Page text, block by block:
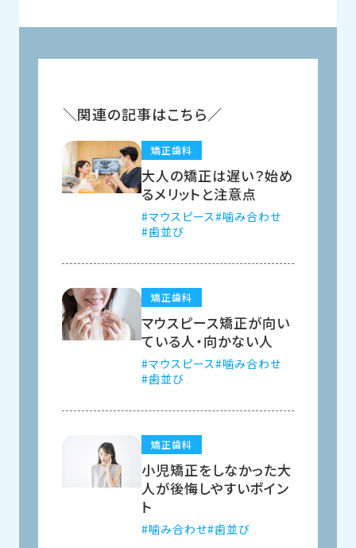
関連の記事はこちら
矯正歯科
大人の矯正は遅い？始め
るメリットと注意点
マウスピース 噛み合わせ
歯並び
矯正歯科
マウスピース矯正が向い
ている人・向かない人
マウスピース 噛み合わせ
歯並び
矯正歯科
小児矯正をしなかった大
人が後悔しやすいポイン
ト
噛み合わせ 歯並び